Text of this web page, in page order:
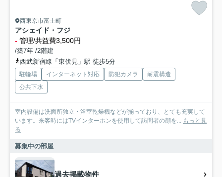
西東京市富士町
アシェイド・フジ
- 管理/共益費3,500円
/築7年 /2階建
西武新宿線「東伏見」駅 徒歩5分
駐輪場 インターネット対応 防犯カメラ
耐震構造
公共下水
室内設備は洗面所独立・浴室乾燥機などが揃っており、とても充実して
います。来客時にはTVインターホンを使用して訪問者の顔を...
もっと見
る
募集中の部屋
過去掲載物件